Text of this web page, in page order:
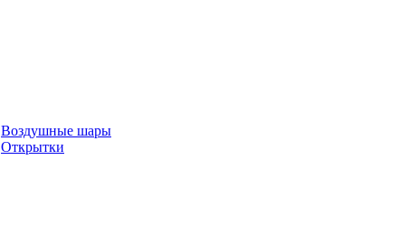
Воздушные шары
Открытки